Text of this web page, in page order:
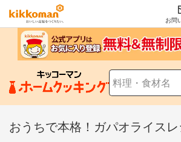
お問
おうちで本格！ガパオライス